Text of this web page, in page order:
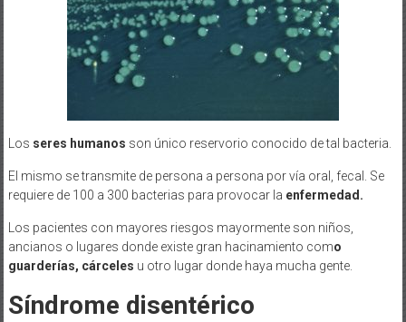
Los seres humanos son único reservorio conocido de tal bacteria.
El mismo se transmite de persona a persona por vía oral, fecal. Se
requiere de 100 a 300 bacterias para provocar la enfermedad.
Los pacientes con mayores riesgos mayormente son niños,
ancianos o lugares donde existe gran hacinamiento como
guarderías, cárceles u otro lugar donde haya mucha gente.
Síndrome disentérico